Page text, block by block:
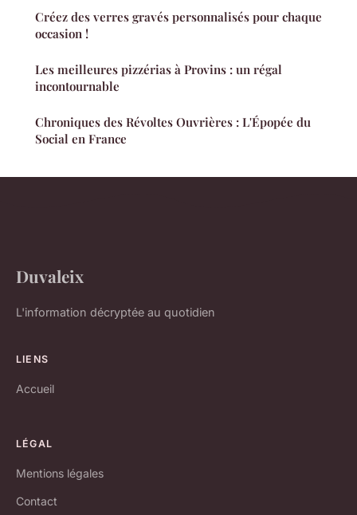
Créez des verres gravés personnalisés pour chaque
occasion !
Les meilleures pizzérias à Provins : un régal
incontournable
Chroniques des Révoltes Ouvrières : L'Épopée du
Social en France
Duvaleix
L'information décryptée au quotidien
LIENS
Accueil
LÉGAL
Mentions légales
Contact